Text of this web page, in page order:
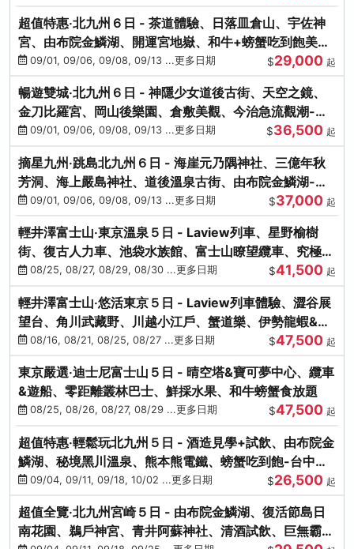
超值特惠‧北九州６日 - 茶道體驗、日落皿倉山、宇佐神
宮、由布院金鱗湖、開運宮地嶽、和牛+螃蟹吃到飽美
饌-台中出發
09/01, 09/06, 09/08, 09/13 ...更多日期 $29,000 起
暢遊雙城‧北九州６日 - 神隱少女道後古街、天空之鏡、
金刀比羅宮、岡山後樂園、倉敷美觀、今治急流觀潮-台
中出發
09/01, 09/06, 09/08, 09/13 ...更多日期 $36,500 起
摘星九州‧跳島北九州６日 - 海崖元乃隅神社、三億年秋
芳洞、海上嚴島神社、道後溫泉古街、由布院金鱗湖-台
中出發
09/01, 09/06, 09/08, 09/13 ...更多日期 $37,000 起
輕井澤富士山‧東京溫泉５日 - Laview列車、星野榆樹
街、復古人力車、池袋水族館、富士山瞭望纜車、究極海
鮮食放題
08/25, 08/27, 08/29, 08/30 ...更多日期 $41,500 起
輕井澤富士山‧悠活東京５日 - Laview列車體驗、澀谷展
望台、角川武藏野、川越小江戶、蟹道樂、伊勢龍蝦&海
膽生魚片
08/16, 08/21, 08/25, 08/27 ...更多日期 $47,500 起
東京嚴選‧迪士尼富士山５日 - 晴空塔&寶可夢中心、纜車
&遊船、零距離叢林巴士、鮮採水果、和牛螃蟹食放題
08/25, 08/26, 08/27, 08/29 ...更多日期 $47,500 起
超值特惠‧輕鬆玩北九州５日 - 酒造見學+試飲、由布院金
鱗湖、秘境黑川溫泉、熊本熊電鐵、螃蟹吃到飽-台中出
發09/04, 09/11, 09/18, 10/02 ...更多日期 $26,500 起
超值全覽‧北九州宮崎５日 - 由布院金鱗湖、復活節島日
南花園、鵜戶神宮、青井阿蘇神社、清酒試飲、巨無霸熊